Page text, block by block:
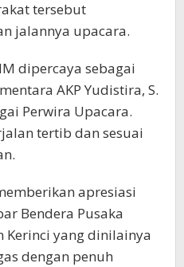
tersebut
jalannya upacara.
dipercaya sebagai
AKP Yudistira, S.
Perwira Upacara.
tertib dan sesuai
apresiasi
Bendera Pusaka
Kerinci yang dinilainya
dengan penuh